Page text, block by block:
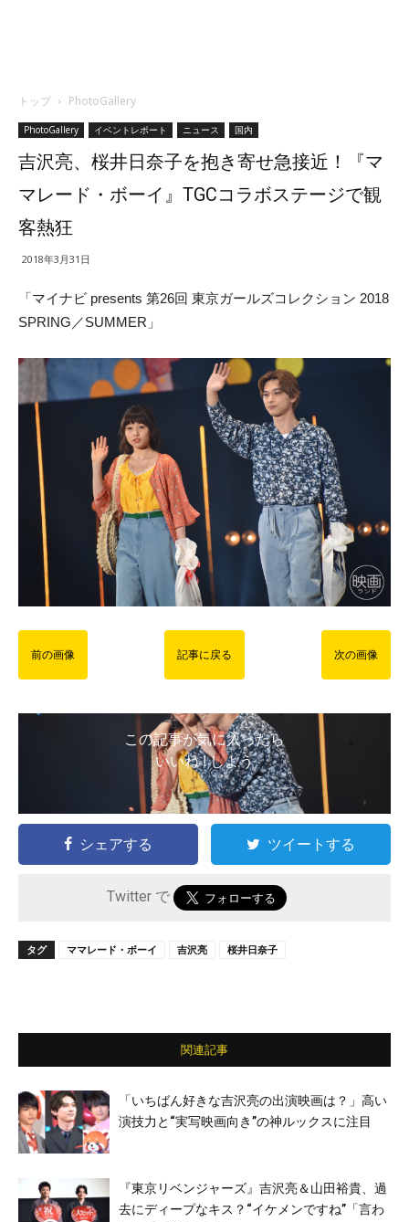
トップ PhotoGallery
PhotoGallery イベントレポート ニュース 国内
吉沢亮、桜井日奈子を抱き寄せ急接近！『マ
マレード・ボーイ』TGCコラボステージで観
客熱狂
2018年3月31日
「マイナビ presents 第26回 東京ガールズコレクション 2018
SPRING／SUMMER」
前の画像 記事に戻る 次の画像
この記事が気に入ったら
いいね ! しよう
シェアする ツイートする
Twitter で
タグ ママレード・ボーイ 吉沢亮 桜井日奈子
関連記事
「いちばん好きな吉沢亮の出演映画は？」高い
演技力と“実写映画向き”の神ルックスに注目
『東京リベンジャーズ』吉沢亮＆山田裕貴、過
去にディープなキス？“イケメンですね”「言わ